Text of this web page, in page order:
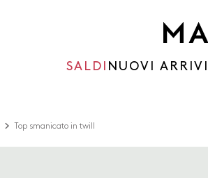
SALDI NUOVI ARRIVI
Top smanicato in twill